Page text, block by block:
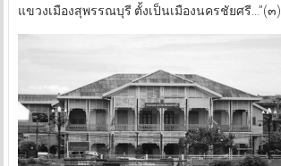
แขวงเมืองสุพรรณบุรี ตั้งเป็นเมืองนครชัยศรี…”(๓)